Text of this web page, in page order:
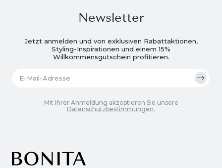
Newsletter
Jetzt anmelden und von exklusiven Rabattaktionen,
Styling-Inspirationen und einem 15%
Willkommensgutschein profitieren.
Mit Ihrer Anmeldung akzeptieren Sie unsere
Datenschutzbestimmungen.